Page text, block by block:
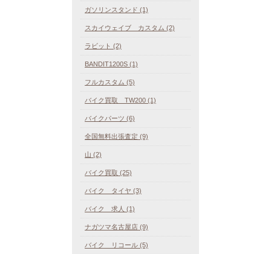
ガソリンスタンド (1)
スカイウェイブ カスタム (2)
ラビット (2)
BANDIT1200S (1)
フルカスタム (5)
バイク買取 TW200 (1)
バイクパーツ (6)
全国無料出張査定 (9)
山 (2)
バイク買取 (25)
バイク タイヤ (3)
バイク 求人 (1)
ナガツマ名古屋店 (9)
バイク リコール (5)